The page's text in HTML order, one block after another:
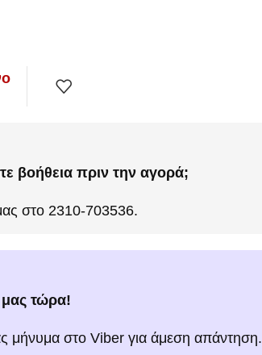
βοήθεια πριν την αγορά;
στο 2310-703536.
τώρα!
μήνυμα στο Viber για άμεση απάντηση.